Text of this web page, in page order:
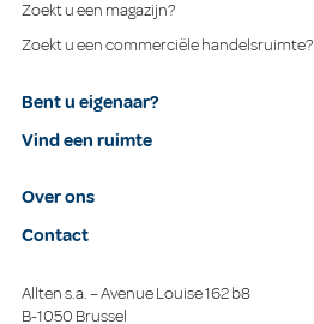
Zoekt u een magazijn?
Zoekt u een commerciële handelsruimte?
Bent u eigenaar?
Vind een ruimte
Over ons
Contact
Allten s.a. – Avenue Louise 162 b8
B-1050 Brussel